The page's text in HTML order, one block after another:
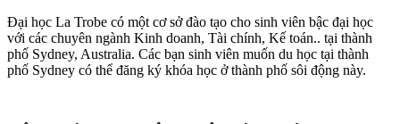
Đại học La Trobe có một cơ sở đào tạo cho sinh viên bậc đại học
với các chuyên ngành Kinh doanh, Tài chính, Kế toán.. tại thành
phố Sydney, Australia. Các bạn sinh viên muốn du học tại thành
phố Sydney có thể đăng ký khóa học ở thành phố sôi động này.